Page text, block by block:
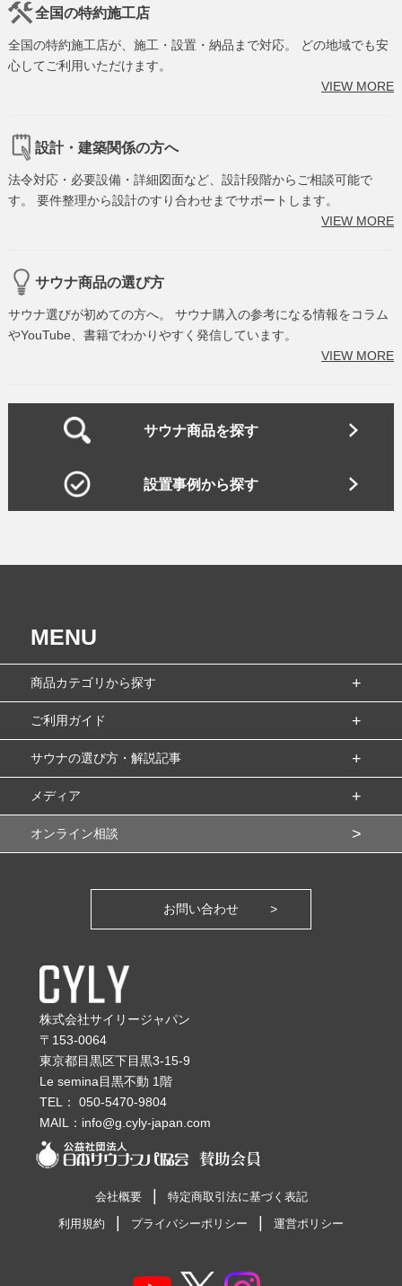
全国の特約施工店
全国の特約施工店が、施工・設置・納品まで対応。 どの地域でも安
心してご利用いただけます。
VIEW MORE
設計・建築関係の方へ
法令対応・必要設備・詳細図面など、設計段階からご相談可能で
す。 要件整理から設計のすり合わせまでサポートします。
VIEW MORE
サウナ商品の選び方
サウナ選びが初めての方へ。 サウナ購入の参考になる情報をコラム
やYouTube、書籍でわかりやすく発信しています。
VIEW MORE
サウナ商品を探す
設置事例から探す
MENU
商品カテゴリから探す
ご利用ガイド
サウナの選び方・解説記事
メディア
オンライン相談
お問い合わせ
株式会社サイリージャパン
〒153-0064
東京都目黒区下目黒3-15-9
Le semina目黒不動 1階
TEL： 050-5470-9804
MAIL： info@g.cyly-japan.com
会社概要
特定商取引法に基づく表記
利用規約
プライバシーポリシー 運営ポリシー